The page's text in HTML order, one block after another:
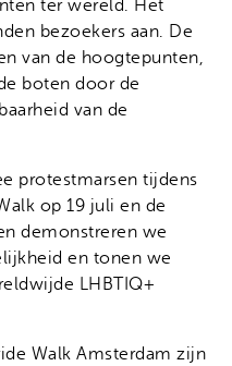
ter wereld. Het
bezoekers aan. De
van de hoogtepunten,
boten door de
van de
protestmarsen tijdens
op 19 juli en de
demonstreren we
en tonen we
LHBTIQ+
Walk Amsterdam zijn